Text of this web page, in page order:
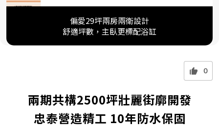
偏愛29坪兩房兩衛設計
舒適坪數，主臥更標配浴缸
兩期共構2500坪壯麗街廓開發
忠泰營造精工 10年防水保固
0